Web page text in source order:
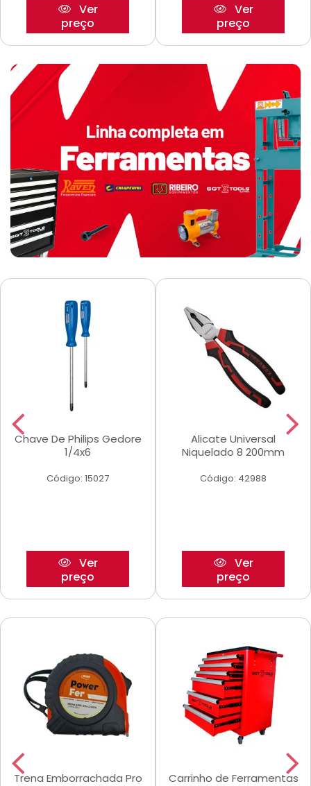
Ver
preço
Ver
preço
Chave De Philips Gedore
1/4x6
Código: 15027
Ver
preço
Alicate Universal
Niquelado 8 200mm
Código: 42988
Ver
preço
Trena Emborrachada Pro
Carrinho de Ferramentas